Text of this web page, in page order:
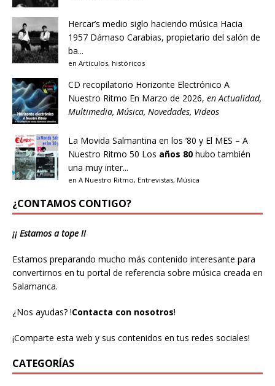
Hercar’s medio siglo haciendo música Hacia
1957 Dámaso Carabias, propietario del salón de
ba...
en Artículos, históricos
CD recopilatorio Horizonte Electrónico A
Nuestro Ritmo En Marzo de 2026, en Actualidad,
Multimedia, Música, Novedades, Videos
La Movida Salmantina en los ’80 y El MES – A
Nuestro Ritmo 50 Los años 80 hubo también
una muy inter...
en A Nuestro Ritmo, Entrevistas, Música
¿CONTAMOS CONTIGO?
¡¡ Estamos a tope !!
Estamos preparando mucho más contenido interesante para
convertirnos en tu portal de referencia sobre música creada en
Salamanca.
¿Nos ayudas? !Contacta con nosotros!
¡Comparte esta web y sus contenidos en tus redes sociales!
CATEGORÍAS